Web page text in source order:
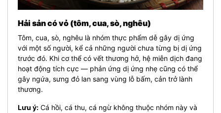
Hải sản có vỏ (tôm, cua, sò, nghêu)
Tôm, cua, sò, nghêu là nhóm thực phẩm dễ gây dị ứng
với một số người, kể cả những người chưa từng bị dị ứng
trước đó. Khi cơ thể có vết thương hở, hệ miễn dịch đang
hoạt động tích cực — phản ứng dị ứng nhẹ cũng có thể
gây ngứa, sưng đỏ lan sang vùng lỗ bấm, cản trở lành
thương.
Lưu ý: Cá hồi, cá thu, cá ngừ không thuộc nhóm này và